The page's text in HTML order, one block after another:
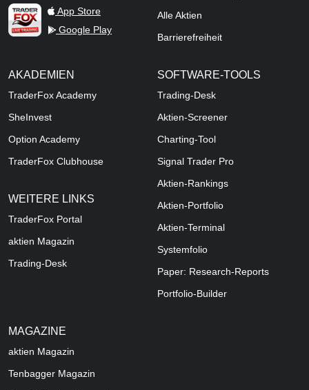
TraderFox Live Trading
App Store
Google Play
Alle Aktien
Barrierefreiheit
AKADEMIEN
TraderFox Academy
SheInvest
Option Academy
TraderFox Clubhouse
WEITERE LINKS
TraderFox Portal
aktien Magazin
Trading-Desk
SOFTWARE-TOOLS
Trading-Desk
Aktien-Screener
Charting-Tool
Signal Trader Pro
Aktien-Rankings
Aktien-Portfolio
Aktien-Terminal
Systemfolio
Paper: Research-Reports
Portfolio-Builder
MAGAZINE
aktien Magazin
Tenbagger Magazin